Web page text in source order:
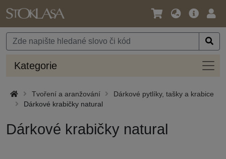
Jazyk
Měna
Hlavní
Kategorie
Tvoření a aranžování
Dárkové pytlíky, tašky a krabice
Dárkové krabičky natural
Dárkové krabičky natural